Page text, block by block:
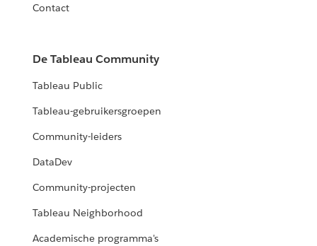
Contact
De Tableau Community
Tableau Public
Tableau-gebruikersgroepen
Community-leiders
DataDev
Community-projecten
Tableau Neighborhood
Academische programma's